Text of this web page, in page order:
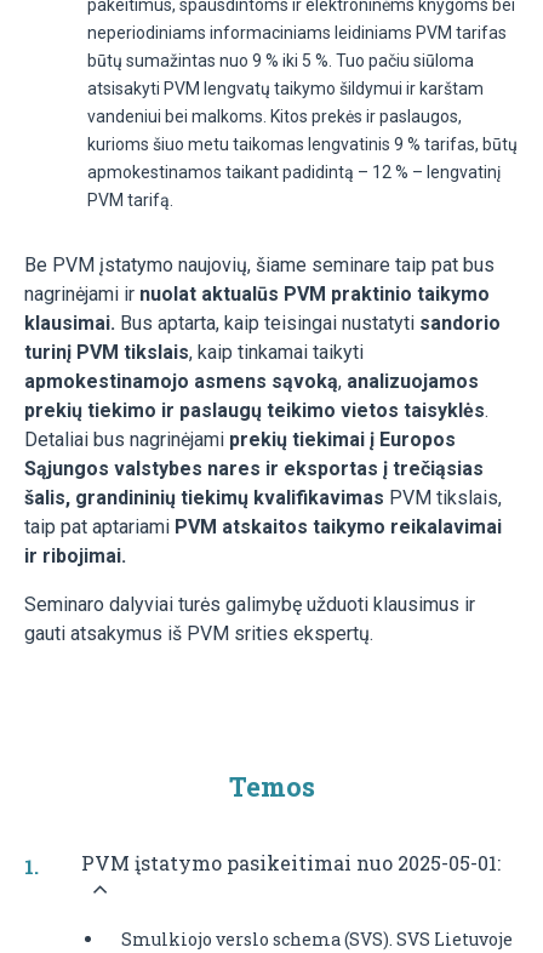
pakeitimus, spausdintoms ir elektroninėms knygoms bei
neperiodiniams informaciniams leidiniams PVM tarifas
būtų sumažintas nuo 9 % iki 5 %. Tuo pačiu siūloma
atsisakyti PVM lengvatų taikymo šildymui ir karštam
vandeniui bei malkoms. Kitos prekės ir paslaugos,
kurioms šiuo metu taikomas lengvatinis 9 % tarifas, būtų
apmokestinamos taikant padidintą – 12 % – lengvatinį
PVM tarifą.
Be PVM įstatymo naujovių, šiame seminare taip pat bus
nagrinėjami ir nuolat aktualūs PVM praktinio taikymo
klausimai. Bus aptarta, kaip teisingai nustatyti sandorio
turinį PVM tikslais, kaip tinkamai taikyti
apmokestinamojo asmens sąvoką, analizuojamos
prekių tiekimo ir paslaugų teikimo vietos taisyklės.
Detaliai bus nagrinėjami prekių tiekimai į Europos
Sąjungos valstybes nares ir eksportas į trečiąsias
šalis, grandininių tiekimų kvalifikavimas PVM tikslais,
taip pat aptariami PVM atskaitos taikymo reikalavimai
ir ribojimai.
Seminaro dalyviai turės galimybę užduoti klausimus ir
gauti atsakymus iš PVM srities ekspertų.
Temos
PVM įstatymo pasikeitimai nuo 2025-05-01:
Smulkiojo verslo schema (SVS). SVS Lietuvoje